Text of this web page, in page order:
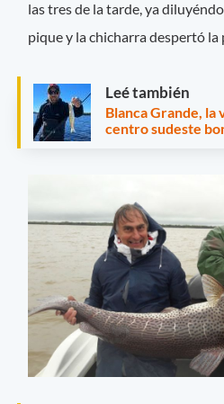
las tres de la tarde, ya
pique y la chicharra despertó la
Leé también
Blanca Grande, la
centro sudeste